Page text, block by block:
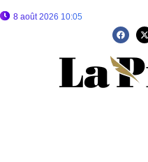
8 août 2026 10:05